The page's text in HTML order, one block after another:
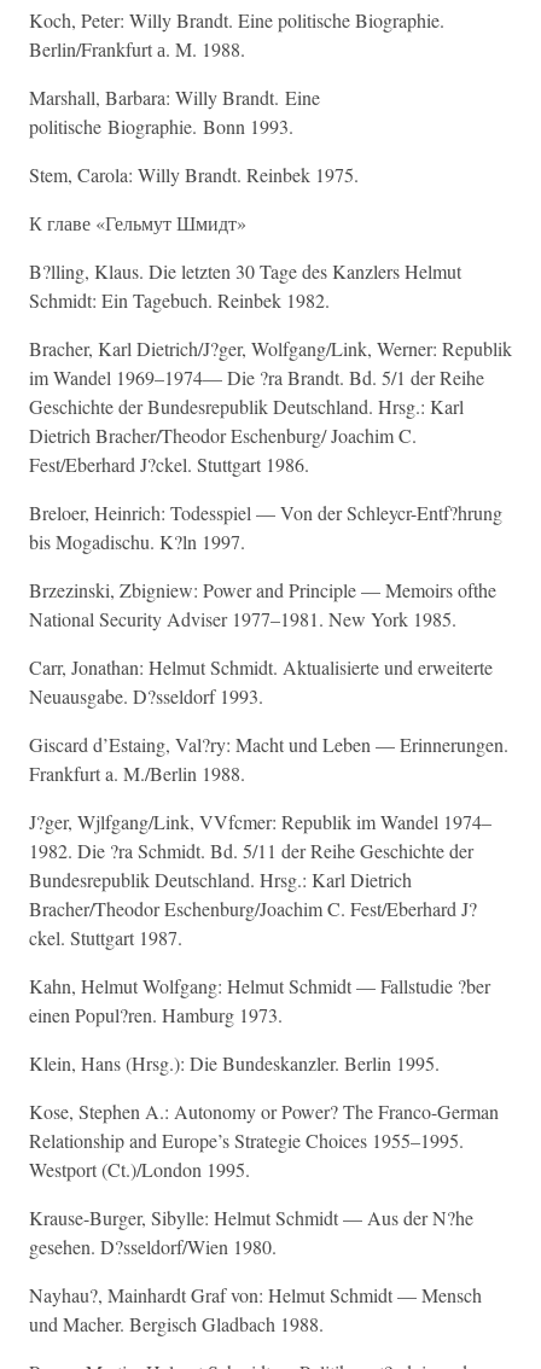
Koch, Peter: Willy Brandt. Eine politische Biographie.
Berlin/Frankfurt а. M. 1988.
Marshall, Barbara: Willy Brandt. Eine
politische Biographie. Bonn 1993.
Stem, Carola: Willy Brandt. Reinbek 1975.
К главе «Гельмут Шмидт»
B?lling, Klaus. Die letzten 30 Tage des Kanzlers Helmut
Schmidt: Ein Tagebuch. Reinbek 1982.
Bracher, Karl Dietrich/J?ger, Wolfgang/Link, Werner: Republik
im Wandel 1969–1974— Die ?ra Brandt. Bd. 5/1 der Reihe
Geschichte der Bundesrepublik Deutschland. Hrsg.: Karl
Dietrich Bracher/Theodor Eschenburg/ Joachim C.
Fest/Eberhard J?ckel. Stuttgart 1986.
Breloer, Heinrich: Todesspiel — Von der Schleycr-Entf?hrung
bis Mogadischu. K?ln 1997.
Brzezinski, Zbigniew: Power and Principle — Memoirs ofthe
National Security Adviser 1977–1981. New York 1985.
Carr, Jonathan: Helmut Schmidt. Aktualisierte und erweiterte
Neuausgabe. D?sseldorf 1993.
Giscard d’Estaing, Val?ry: Macht und Leben — Erinnerungen.
Frankfurt a. M./Berlin 1988.
J?ger, Wjlfgang/Link, VVfcmer: Republik im Wandel 1974–
1982. Die ?ra Schmidt. Bd. 5/11 der Reihe Geschichte der
Bundesrepublik Deutschland. Hrsg.: Karl Dietrich
Bracher/Theodor Eschenburg/Joachim C. Fest/Eberhard J?
ckel. Stuttgart 1987.
Kahn, Helmut Wolfgang: Helmut Schmidt — Fallstudie ?ber
einen Popul?ren. Hamburg 1973.
Klein, Hans (Hrsg.): Die Bundeskanzler. Berlin 1995.
Kose, Stephen A.: Autonomy or Power? The Franco-German
Relationship and Europe’s Strategie Choices 1955–1995.
Westport (Ct.)/London 1995.
Krause-Burger, Sibylle: Helmut Schmidt — Aus der N?he
gesehen. D?sseldorf/Wien 1980.
Nayhau?, Mainhardt Graf von: Helmut Schmidt — Mensch
und Macher. Bergisch Gladbach 1988.